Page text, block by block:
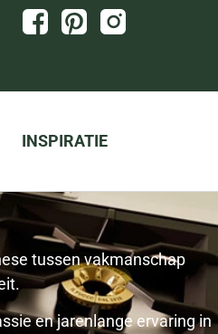
INSPIRATIE
tussen vakmanschap
en jarenlange ervaring in